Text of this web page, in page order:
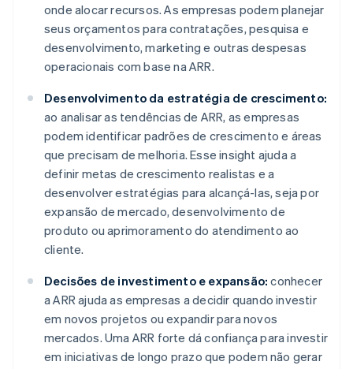
onde alocar recursos. As empresas podem planejar
seus orçamentos para contratações, pesquisa e
desenvolvimento, marketing e outras despesas
operacionais com base na ARR.
Desenvolvimento da estratégia de crescimento:
ao analisar as tendências de ARR, as empresas
podem identificar padrões de crescimento e áreas
que precisam de melhoria. Esse insight ajuda a
definir metas de crescimento realistas e a
desenvolver estratégias para alcançá-las, seja por
expansão de mercado, desenvolvimento de
produto ou aprimoramento do atendimento ao
cliente.
Decisões de investimento e expansão: conhecer
a ARR ajuda as empresas a decidir quando investir
em novos projetos ou expandir para novos
mercados. Uma ARR forte dá confiança para investir
em iniciativas de longo prazo que podem não gerar